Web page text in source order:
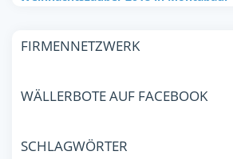
FIRMENNETZWERK
WÄLLERBOTE AUF FACEBOOK
SCHLAGWÖRTER